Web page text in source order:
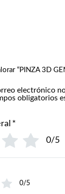
“PINZA 3D
electrónico
obligatorios
*
0/5
0/5